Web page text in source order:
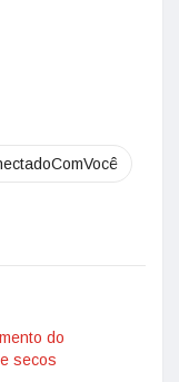
do
secos